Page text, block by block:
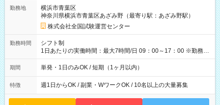
例】 ・河合塾模擬試験 8:30～17:30（休憩1時間） 時給1,300円
×8時間＝日収10,400円＋交通費 ※当日の役割により時給＋100
円の場合あり ・国家試験 7:00～13:30（休憩なし） 時給1,300
円（役割手当＋100円）×6時間＝日収8,400円＋交通費 【試用期
間】試用期間なし
勤務地
横浜市青葉区
神奈川県横浜市青葉区あざみ野（最寄り駅：あざみ野駅）
株式会社全国試験運営センター
勤務時間
シフト制
1日あたりの実働時間：最大7時間/日 09：00～17：00 ※勤務時
間は 試験により異なります。
期間 単発・1日のみOK / 短期（1ヶ月以内）
特徴 週1日からOK / 副業・WワークOK / 10名以上の大量募集